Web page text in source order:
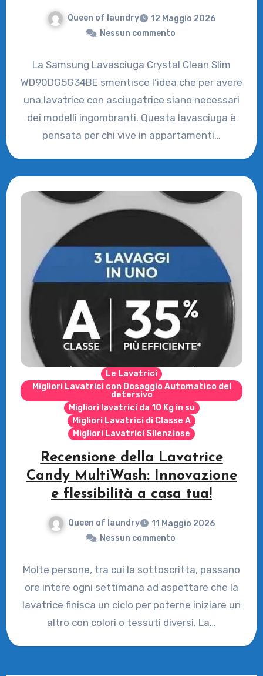
Queen of laundry
12 Maggio 2026
Nessun commento
La Samsung Lavasciuga Crystal Clean Slim
WD90DG5G34BE smentisce l’idea che per avere
una lavatrice con asciugatrice siano necessari
dei modelli ingombranti. Questa lavasciuga è
pensata per chi vive in appartamenti…
Le Lavatrici
Migliori Lavatrici con Dosaggio Automatico del
detersivo
Migliori lavatrici da 10 Kg in su
Migliori Lavatrici di Classe A
Migliori Lavatrici Silenziose
Recensione della Lavatrice
Candy MultiWash: Innovazione
e flessibilità a casa tua!
Queen of laundry
11 Maggio 2026
Nessun commento
Molte persone, tra cui la sottoscritta, passano
ore intere ogni settimana ad aspettare che la
lavatrice finisca un ciclo per poterne iniziare un
altro con colori o tessuti diversi. La…